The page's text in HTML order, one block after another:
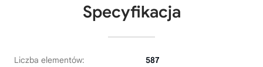
Specyfikacja
Liczba elementów:
587